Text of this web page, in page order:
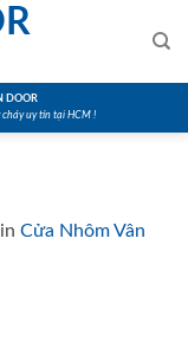
DOOR
uy tín tại HCM !
in Cửa Nhôm Vân